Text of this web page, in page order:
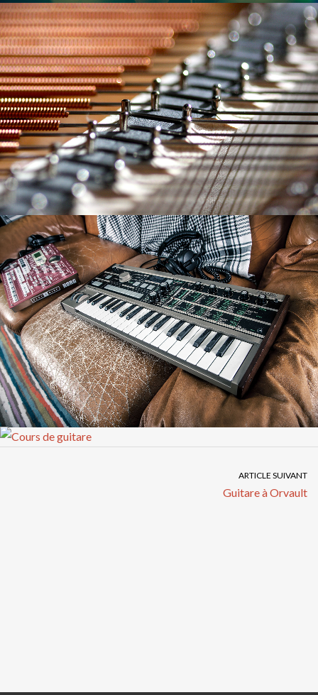
ARTICLE SUIVANT
Guitare à Orvault